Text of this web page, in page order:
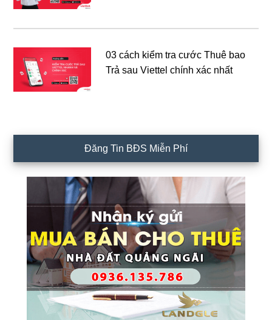
03 cách kiểm tra cước Thuê bao
Trả sau Viettel chính xác nhất
Đăng Tin BĐS Miễn Phí